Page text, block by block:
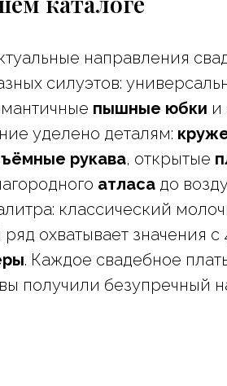
направления
силуэтов:
пышные юбки и
уделено деталям:
рукава, открытые
атласа до
классический
охватывает значения с
. Каждое свадебное
получили безупречный